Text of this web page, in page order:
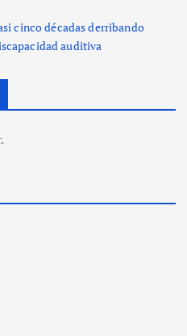
cinco décadas derribando
auditiva